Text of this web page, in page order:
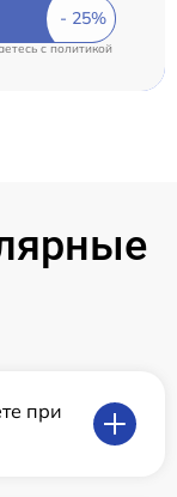
cполитикой
при